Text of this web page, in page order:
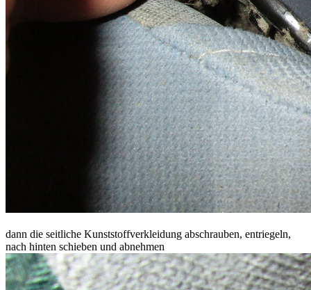
dann die seitliche Kunststoffverkleidung abschrauben, entriegeln,
nach hinten schieben und abnehmen